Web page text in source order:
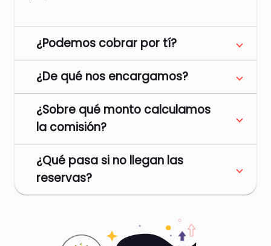
¿Podemos cobrar por tí?
¿De qué nos encargamos?
¿Sobre qué monto calculamos
la comisión?
¿Qué pasa si no llegan las
reservas?